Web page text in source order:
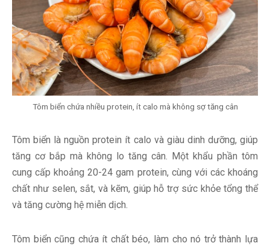
Tôm biển chứa nhiều protein, ít calo mà không sợ tăng cân
Tôm biển là nguồn protein ít calo và giàu dinh dưỡng, giúp
tăng cơ bắp mà không lo tăng cân. Một khẩu phần tôm
cung cấp khoảng 20-24 gam protein, cùng với các khoáng
chất như selen, sắt, và kẽm, giúp hỗ trợ sức khỏe tổng thể
và tăng cường hệ miễn dịch.
Tôm biển cũng chứa ít chất béo, làm cho nó trở thành lựa